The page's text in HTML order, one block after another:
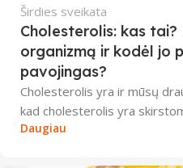
Širdies sveikata
Cholesterolis: kas tai?
organizmą ir kodėl jo
pavojingas?
Cholesterolis yra ir mūsų
kad cholesterolis yra
Daugiau